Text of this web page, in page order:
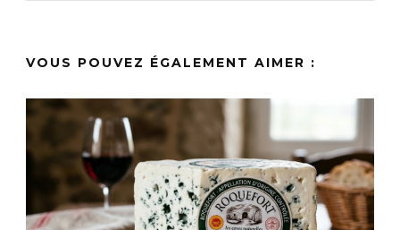
VOUS POUVEZ ÉGALEMENT AIMER :